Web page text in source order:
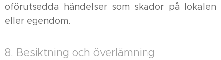
oförutsedda händelser som skador på lokalen
eller egendom.
8. Besiktning och överlämning